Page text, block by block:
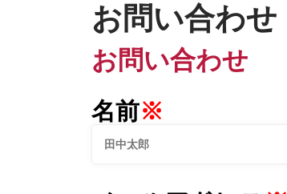
お問い合わせ
お問い合わせ
名前※